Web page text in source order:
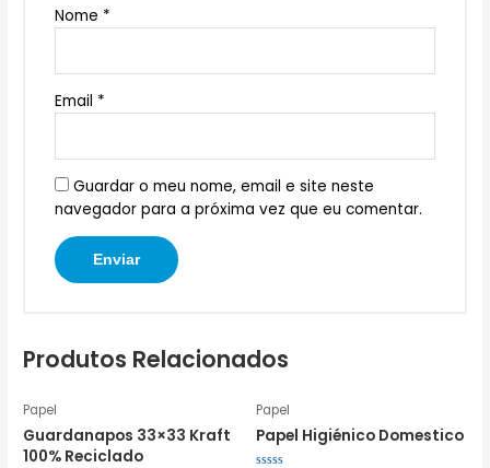
Nome *
Email *
Guardar o meu nome, email e site neste
navegador para a próxima vez que eu comentar.
Produtos Relacionados
Papel
Guardanapos 33×33 Kraft
100% Reciclado
Papel
Papel Higiénico Domestico